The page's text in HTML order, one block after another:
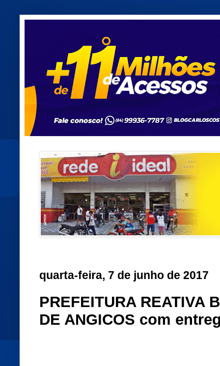
quarta-feira, 7 de junho de 2017
PREFEITURA REATIVA
DE ANGICOS com